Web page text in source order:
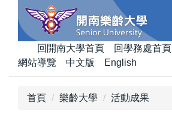
回開南大學首頁 回學務處首頁
網站導覽
中文版 English
首頁 樂齡大學 活動成果